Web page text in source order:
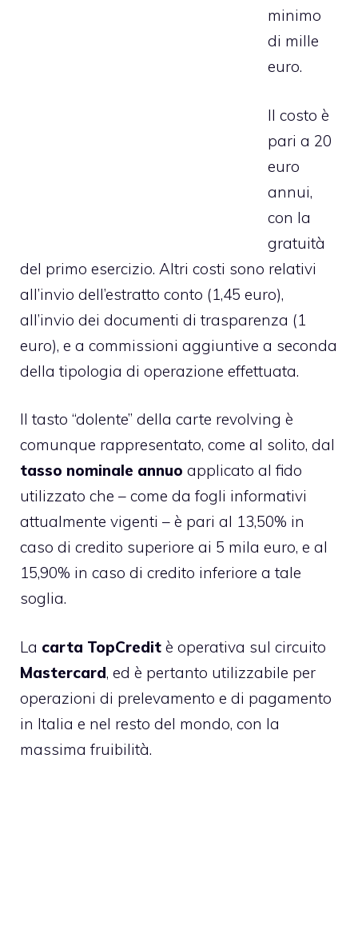
minimo
di mille
euro.
Il costo è
pari a 20
euro
annui,
con la
gratuità
del primo esercizio. Altri costi sono relativi
all’invio dell’estratto conto (1,45 euro),
all’invio dei documenti di trasparenza (1
euro), e a commissioni aggiuntive a seconda
della tipologia di operazione effettuata.
Il tasto “dolente” della carte revolving è
comunque rappresentato, come al solito, dal
tasso nominale annuo applicato al fido
utilizzato che – come da fogli informativi
attualmente vigenti – è pari al 13,50% in
caso di credito superiore ai 5 mila euro, e al
15,90% in caso di credito inferiore a tale
soglia.
La carta TopCredit è operativa sul circuito
Mastercard, ed è pertanto utilizzabile per
operazioni di prelevamento e di pagamento
in Italia e nel resto del mondo, con la
massima fruibilità.